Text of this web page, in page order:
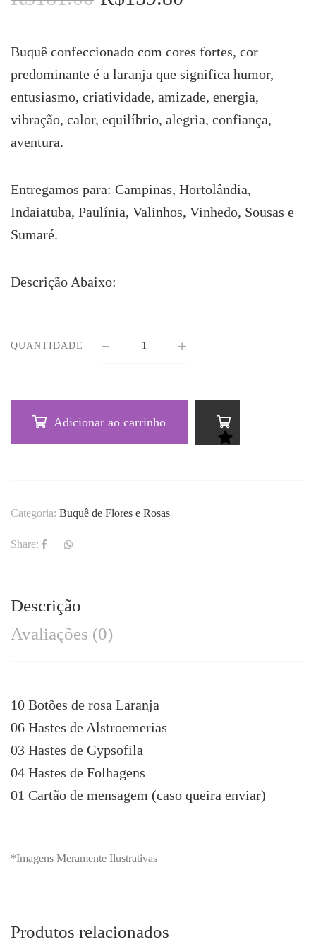
era:
R$181.00.
é:
R$159.80.
Buquê confeccionado com cores fortes, cor
predominante é a laranja que significa humor,
entusiasmo, criatividade, amizade, energia,
vibração, calor, equilíbrio, alegria, confiança,
aventura.
Entregamos para: Campinas, Hortolândia,
Indaiatuba, Paulínia, Valinhos, Vinhedo, Sousas e
Sumaré.
Descrição Abaixo:
QUANTIDADE
Adicionar ao carrinho
Categoria: Buquê de Flores e Rosas
Share:
Descrição
Avaliações (0)
10 Botões de rosa Laranja
06 Hastes de Alstroemerias
03 Hastes de Gypsofila
04 Hastes de Folhagens
01 Cartão de mensagem (caso queira enviar)
*Imagens Meramente Ilustrativas
Produtos relacionados